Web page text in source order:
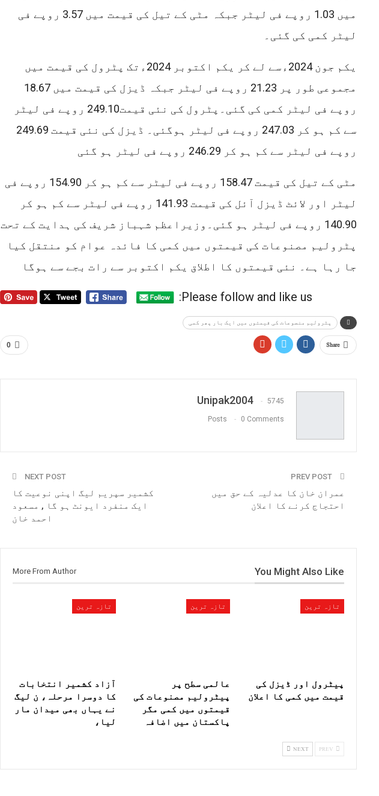
میں 1.03 روپے فی لیٹر جبکہ مٹی کے تیل کی قیمت میں 3.57 روپے فی
لیٹر کمی کی گئی۔
یکم جون 2024ءسے لے کر یکم اکتوبر 2024ءتک پٹرول کی قیمت میں
مجموعی طور پر 21.23 روپے فی لیٹر جبکہ ڈیزل کی قیمت میں 18.67
روپے فی لیٹر کمی کی گئی۔پٹرول کی نئی قیمت249.10 روپے فی لیٹر
سے کم ہو کر 247.03 روپے فی لیٹر ہوگئی۔ ڈیزل کی نئی قیمت 249.69
روپے فی لیٹر سے کم ہو کر 246.29 روپے فی لیٹر ہو گئی
مٹی کے تیل کی قیمت 158.47 روپے فی لیٹر سے کم ہو کر 154.90 روپے فی
لیٹر اور لائٹ ڈیزل آئل کی قیمت 141.93 روپے فی لیٹر سے کم ہو کر
140.90 روپے فی لیٹر ہو گئی۔وزیراعظم شہباز شریف کی ہدایت کے تحت
پٹرولیم مصنوعات کی قیمتوں میں کمی کا فائدہ عوام کو منتقل کیا
جا رہا ہے۔ نئی قیمتوں کا اطلاق یکم اکتوبر سے رات بجے سے ہوگا
Please follow and like us:
پٹرولیم منصوعات کی قیمتوں میں ایک بار پھر کمی
0 Share
Unipak2004 5745
Posts 0 Comments
عمران خان کا عدلیہ کے حق میں
احتجاج کرنے کا اعلان
NEXT POST
کشمیر سپریم لیگ اپنی نوعیت کا
ایک منفرد ایونٹ ہو گا , مسعود
احمد خان
You Might Also Like
More From Author
تازہ ترین
پیٹرول اور ڈیزل کی
قیمت میں کمی کا اعلان
تازہ ترین
عالمی سطح پر
پیٹرولیم مصنوعات کی
قیمتوں میں کمی مگر
پاکستان میں اضافہ
تازہ ترین
آزاد کشمیر انتخابات
کا دوسرا مرحلہ، ن لیگ
نے یہاں بھی میدان مار
لیا،
NEXT